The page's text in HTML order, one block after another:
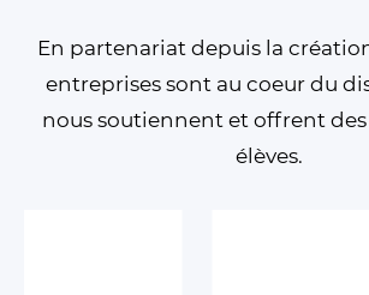
En partenariat depuis la création
entreprises sont au coeur du
nous soutiennent et offrent des
élèves.